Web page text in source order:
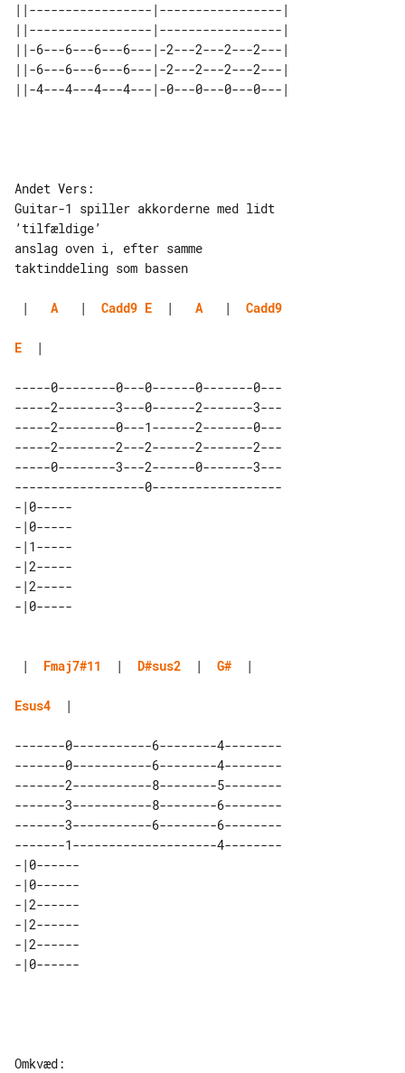
||-----------------|-----------------|
||-----------------|-----------------|
||-6---6---6---6---|-2---2---2---2---|
||-6---6---6---6---|-2---2---2---2---|
Andet Vers:
Guitar-1 spiller akkorderne med lidt
’tilfældige’
anslag oven i, efter samme
taktinddeling som bassen
| A
   |
Cadd9 E
  |
A
   |
Cadd9
E
  |
-----0--------0---0------0-------0---
-----2--------3---0------2-------3---
-----2--------0---1------2-------0---
-----2--------2---2------2-------2---
-----0--------3---2------0-------3---
------------------0------------------
-|0-----
-|0-----
-|1-----
-|2-----
-|2-----
| Fmaj7#11
  |
D#sus2
  |
G#
  |
Esus4
  |
-------0-----------6--------4--------
-------0-----------6--------4--------
-------2-----------8--------5--------
-------3-----------8--------6--------
-------3-----------6--------6--------
-------1--------------------4--------
-|0------
-|0------
-|2------
-|2------
-|2------
Omkvæd: